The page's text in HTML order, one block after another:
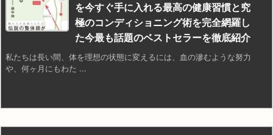
を今すぐ手に入れる最高の健康習慣と究
極のコンディショニング術を完全網羅し
た今最も話題のベストセラーを徹底紹介
私たちは長い間、体を理想の状態に変えるには、血の滲むような努力
や、何ヶ月にもわた ...